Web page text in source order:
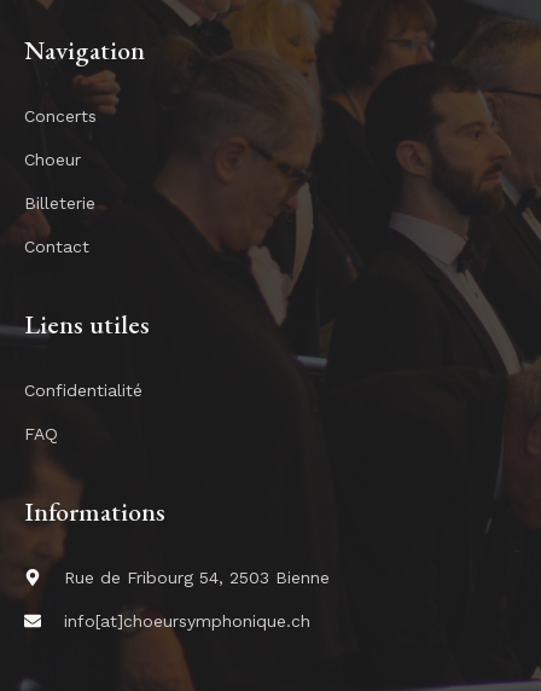
Navigation
Concerts
Choeur
Billeterie
Contact
Liens utiles
Confidentialité
FAQ
Informations
Rue de Fribourg 54, 2503 Bienne
info[at]choeursymphonique.ch